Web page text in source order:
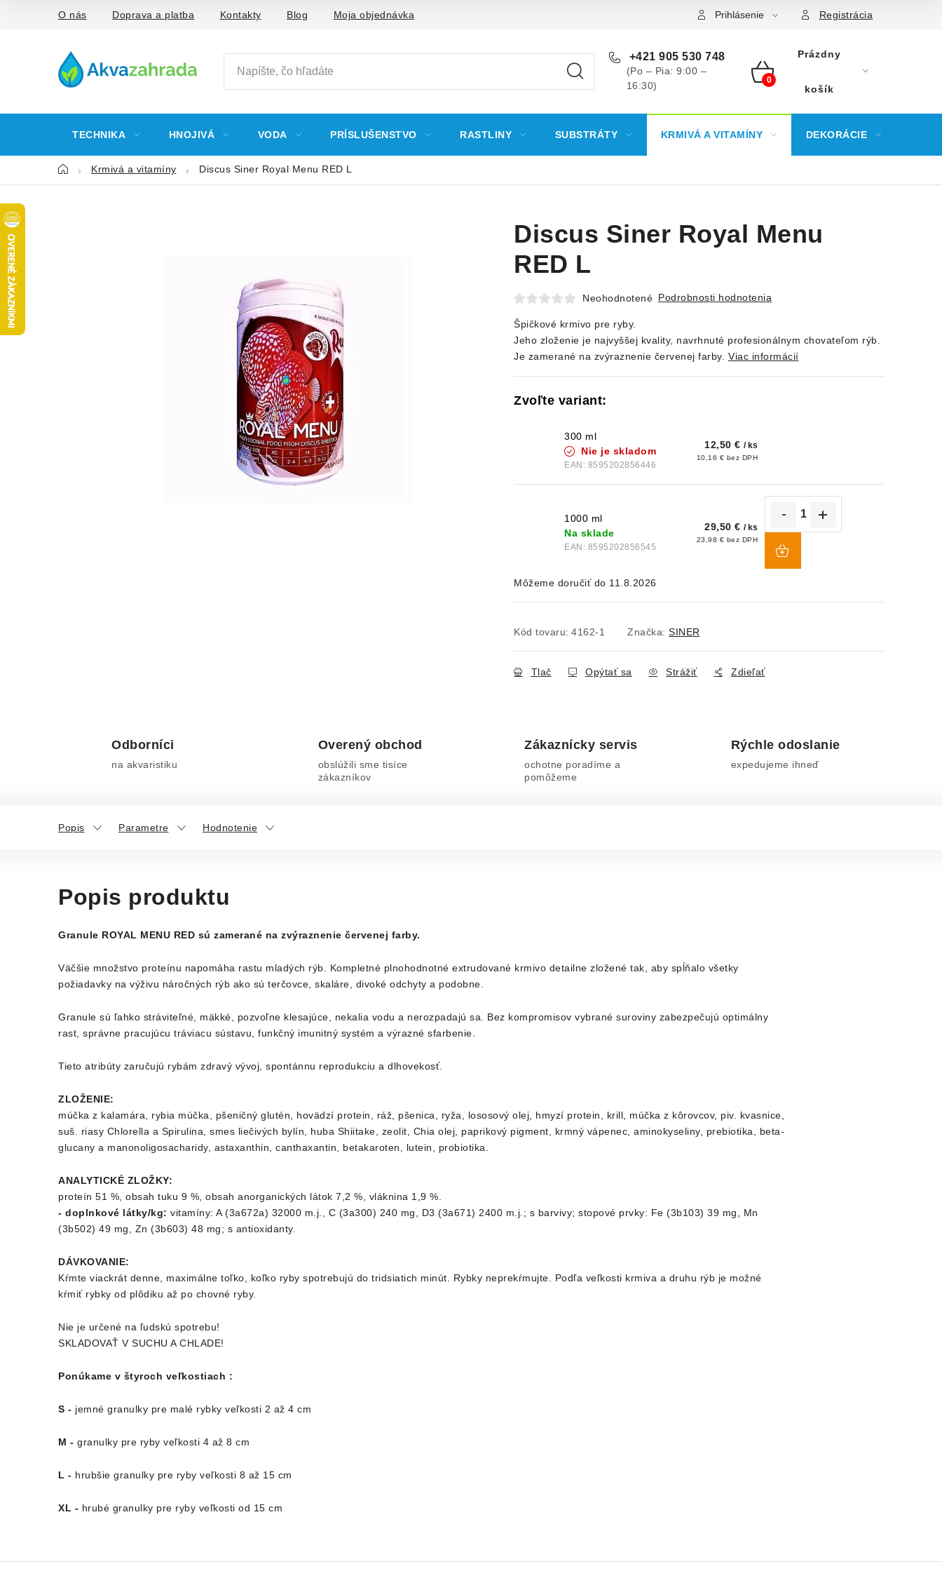
O nás Doprava a platba Kontakty Blog Moja objednávka Prihlásenie Registrácia
+421 905 530 748
(Po – Pia: 9:00 –
16:30)
NÁKUPNÝ
Prázdny
košík
TECHNIKA HNOJIVÁ VODA PRÍSLUŠENSTVO RASTLINY SUBSTRÁTY KRMIVÁ A VITAMÍNY DEKORÁCIE
DomovKrmivá a vitamíny Discus Siner Royal Menu RED L
Discus Siner Royal Menu
RED L
Neohodnotené Podrobnosti hodnotenia
Špičkové krmivo pre ryby.
Jeho zloženie je najvyššej kvality, navrhnuté profesionálnym chovateľom rýb.
Je zamerané na zvýraznenie červenej farby. Viac informácií
300 ml
Nie je skladom
EAN: 8595202856446
12,50 € / ks
10,16 € bez DPH
1000 ml
Na sklade
EAN: 8595202856545
29,50 € / ks
23,98 € bez DPH
11.8.2026
Kód tovaru: 4162-1 Značka: SINER
Tlač Opýtať sa Strážiť Zdieľať
Odborníci
na akvaristiku
Overený obchod
obslúžili sme tisíce
zákazníkov
Zákaznícky servis
ochotne poradíme a
pomôžeme
Rýchle odoslanie
expedujeme ihneď
Popis Parametre Hodnotenie
Popis produktu
Granule ROYAL MENU RED sú zamerané na zvýraznenie červenej farby.
Väčšie množstvo proteínu napomáha rastu mladých rýb. Kompletné plnohodnotné extrudované krmivo detailne zložené tak, aby spĺňalo všetky
požiadavky na výživu náročných rýb ako sú terčovce, skaláre, divoké odchyty a podobne.
Granule sú ľahko stráviteľné, mäkké, pozvoľne klesajúce, nekalia vodu a nerozpadajú sa. Bez kompromisov vybrané suroviny zabezpečujú optimálny
rast, správne pracujúcu tráviacu sústavu, funkčný imunitný systém a výrazné sfarbenie.
Tieto atribúty zaručujú rybám zdravý vývoj, spontánnu reprodukciu a dlhovekosť.
ZLOŽENIE:
múčka z kalamára, rybia múčka, pšeničný glutén, hovädzí protein, ráž, pšenica, ryža, lososový olej, hmyzí protein, krill, múčka z kôrovcov, piv. kvasnice,
suš. riasy Chlorella a Spirulina, smes liečivých bylín, huba Shiitake, zeolit, Chia olej, paprikový pigment, krmný vápenec, aminokyseliny, prebiotika, beta-
glucany a manonoligosacharidy, astaxanthin, canthaxantin, betakaroten, lutein, probiotika.
ANALYTICKÉ ZLOŽKY:
proteín 51 %, obsah tuku 9 %, obsah anorganických látok 7,2 %, vláknina 1,9 %.
- doplnkové látky/kg: vitamíny: A (3a672a) 32000 m.j., C (3a300) 240 mg, D3 (3a671) 2400 m.j.; s barvivy; stopové prvky: Fe (3b103) 39 mg, Mn
(3b502) 49 mg, Zn (3b603) 48 mg; s antioxidanty.
DÁVKOVANIE:
Kŕmte viackrát denne, maximálne toľko, koľko ryby spotrebujú do tridsiatich minút. Rybky neprekŕmujte. Podľa veľkosti krmiva a druhu rýb je možné
kŕmiť rybky od plôdiku až po chovné ryby.
Nie je určené na ľudskú spotrebu!
SKLADOVAŤ V SUCHU A CHLADE!
Ponúkame v štyroch veľkostiach :
S - jemné granulky pre malé rybky veľkosti 2 až 4 cm
M - granulky pre ryby veľkosti 4 až 8 cm
L - hrubšie granulky pre ryby veľkosti 8 až 15 cm
XL - hrubé granulky pre ryby veľkosti od 15 cm